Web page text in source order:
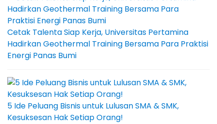
Cetak Talenta Siap Kerja, Universitas Pertamina
Hadirkan Geothermal Training Bersama Para Praktisi
Energi Panas Bumi
5 Ide Peluang Bisnis untuk Lulusan SMA & SMK,
Kesuksesan Hak Setiap Orang!